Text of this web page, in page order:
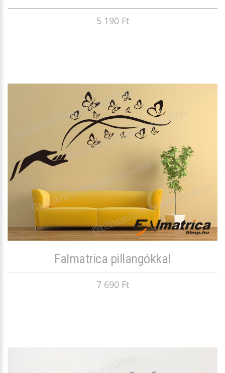
5 190 Ft
Falmatrica pillangókkal
7 690 Ft